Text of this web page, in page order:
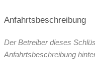
Anfahrtsbeschreibung
Der Betreiber dieses
Anfahrtsbeschreibung